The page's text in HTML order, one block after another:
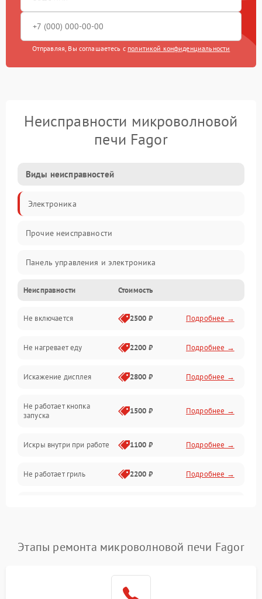
Отправляя, Вы соглашаетесь с политикой конфиденциальности
Неисправности микроволновой
печи Fagor
Виды неисправностей
Электроника
Прочие неисправности
Панель управления и электроника
Дверца и корпус
Механика и внутренние элементы
Механические повреждения
Питание и запуск
Нагрев и приготовление
Программное обеспечение
Неисправности Стоимость
Не включается 2500 ₽ Подробнее →
Не нагревает еду 2200 ₽ Подробнее →
Искажение дисплея 2800 ₽ Подробнее →
Не работает кнопка
запуска
1500 ₽ Подробнее →
Искры внутри при работе 1100 ₽ Подробнее →
Не работает гриль 2200 ₽ Подробнее →
Подробнее →
Этапы ремонта микроволновой печи Fagor